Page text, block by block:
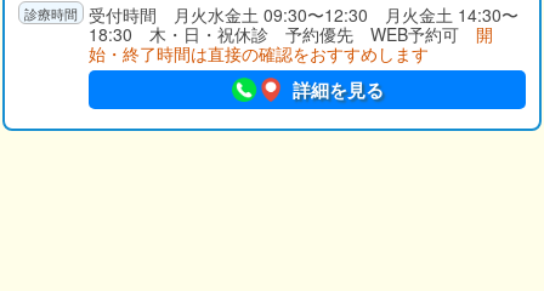
受付時間 月火水金土 09:30〜12:30 月火金土 14:30〜
18:30 木・日・祝休診 予約優先 WEB予約可 開
始・終了時間は直接の確認をおすすめします
詳細を見る